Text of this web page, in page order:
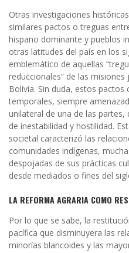
Otras investigaciones
similares pactos o treguas
hispano dominante y pueblos
otras latitudes del país en los
emblemático de aquellas
reduccionales” de las
Bolivia. Sin duda, estos
temporales, siempre
unilateral de una de las
de inestabilidad y hostilidad.
societal caracterizó las
comunidades indígenas,
despojadas de sus prácticas
desde mediados o fines del
LA REFORMA AGRARIA COMO
Por lo que se sabe, la
pacífica que disminuyera las
minorías blancoides y las